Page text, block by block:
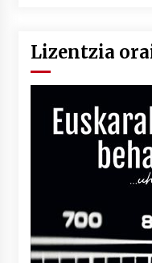
Lizentzia